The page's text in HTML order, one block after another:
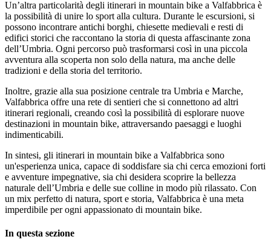
Un’altra particolarità degli itinerari in mountain bike a Valfabbrica è
la possibilità di unire lo sport alla cultura. Durante le escursioni, si
possono incontrare antichi borghi, chiesette medievali e resti di
edifici storici che raccontano la storia di questa affascinante zona
dell’Umbria. Ogni percorso può trasformarsi così in una piccola
avventura alla scoperta non solo della natura, ma anche delle
tradizioni e della storia del territorio.
Inoltre, grazie alla sua posizione centrale tra Umbria e Marche,
Valfabbrica offre una rete di sentieri che si connettono ad altri
itinerari regionali, creando così la possibilità di esplorare nuove
destinazioni in mountain bike, attraversando paesaggi e luoghi
indimenticabili.
In sintesi, gli itinerari in mountain bike a Valfabbrica sono
un'esperienza unica, capace di soddisfare sia chi cerca emozioni forti
e avventure impegnative, sia chi desidera scoprire la bellezza
naturale dell’Umbria e delle sue colline in modo più rilassato. Con
un mix perfetto di natura, sport e storia, Valfabbrica è una meta
imperdibile per ogni appassionato di mountain bike.
In questa sezione